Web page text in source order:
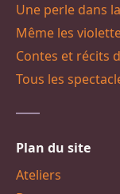
Une perle dans
Même les
Contes et récits
Tous les
Plan du site
Ateliers